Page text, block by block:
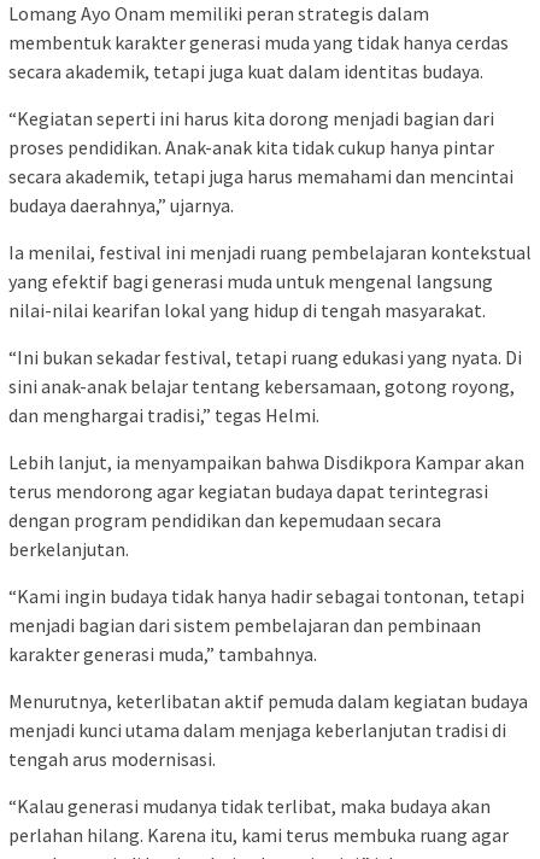
Lomang Ayo Onam memiliki peran strategis dalam
membentuk karakter generasi muda yang tidak hanya cerdas
secara akademik, tetapi juga kuat dalam identitas budaya.
“Kegiatan seperti ini harus kita dorong menjadi bagian dari
proses pendidikan. Anak-anak kita tidak cukup hanya pintar
secara akademik, tetapi juga harus memahami dan mencintai
budaya daerahnya,” ujarnya.
Ia menilai, festival ini menjadi ruang pembelajaran kontekstual
yang efektif bagi generasi muda untuk mengenal langsung
nilai-nilai kearifan lokal yang hidup di tengah masyarakat.
“Ini bukan sekadar festival, tetapi ruang edukasi yang nyata. Di
sini anak-anak belajar tentang kebersamaan, gotong royong,
dan menghargai tradisi,” tegas Helmi.
Lebih lanjut, ia menyampaikan bahwa Disdikpora Kampar akan
terus mendorong agar kegiatan budaya dapat terintegrasi
dengan program pendidikan dan kepemudaan secara
berkelanjutan.
“Kami ingin budaya tidak hanya hadir sebagai tontonan, tetapi
menjadi bagian dari sistem pembelajaran dan pembinaan
karakter generasi muda,” tambahnya.
Menurutnya, keterlibatan aktif pemuda dalam kegiatan budaya
menjadi kunci utama dalam menjaga keberlanjutan tradisi di
tengah arus modernisasi.
“Kalau generasi mudanya tidak terlibat, maka budaya akan
perlahan hilang. Karena itu, kami terus membuka ruang agar